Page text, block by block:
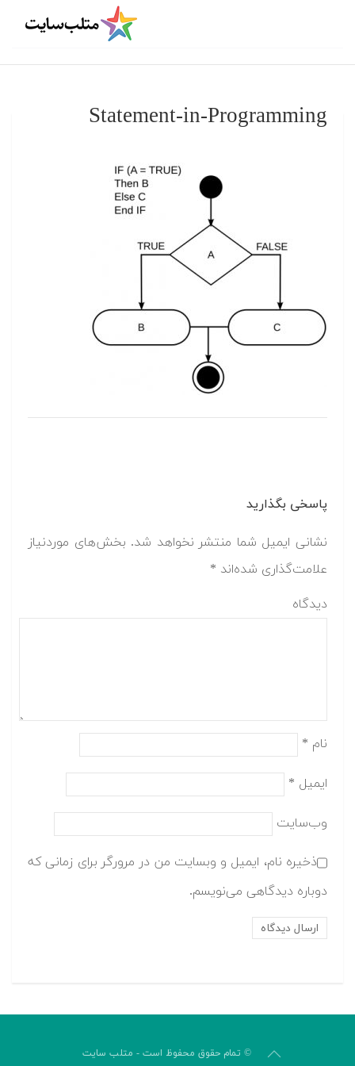
Statement-in-Programming
پاسخی بگذارید
نشانی ایمیل شما منتشر نخواهد شد. بخش‌های موردنیاز
علامت‌گذاری شده‌اند *
دیدگاه
نام *
ایمیل *
وب‌سایت
ذخیره نام، ایمیل و وبسایت من در مرورگر برای زمانی که
دوباره دیدگاهی می‌نویسم.
© تمام حقوق محفوظ است - متلب سایت